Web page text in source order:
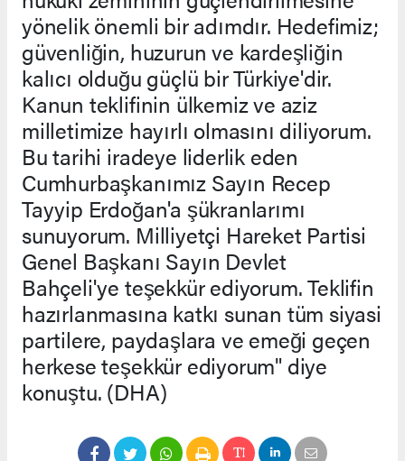
yönelik önemli bir adımdır. Hedefimiz;
güvenliğin, huzurun ve kardeşliğin
kalıcı olduğu güçlü bir Türkiye'dir.
Kanun teklifinin ülkemiz ve aziz
milletimize hayırlı olmasını diliyorum.
Bu tarihi iradeye liderlik eden
Cumhurbaşkanımız Sayın Recep
Tayyip Erdoğan'a şükranlarımı
sunuyorum. Milliyetçi Hareket Partisi
Genel Başkanı Sayın Devlet
Bahçeli'ye teşekkür ediyorum. Teklifin
hazırlanmasına katkı sunan tüm siyasi
partilere, paydaşlara ve emeği geçen
herkese teşekkür ediyorum" diye
konuştu. (DHA)